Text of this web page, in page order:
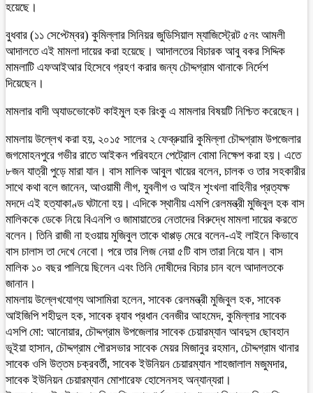
হয়েছে।
বুধবার (১১ সেপ্টেম্বর) কুমিল্লার সিনিয়র জুডিসিয়াল ম্যাজিস্ট্রেট ৫নং আমলী
আদালতে এই মামলা দায়ের করা হয়েছে। আদালতের বিচারক আবু বকর সিদ্দিক
মামলাটি এফআইআর হিসেবে গ্রহণ করার জন্য চৌদ্দগ্রাম থানাকে নির্দেশ
দিয়েছেন।
মামলার বাদী অ্যাডভোকেট কাইমুল হক রিংকু এ মামলার বিষয়টি নিশ্চিত করেছেন।
মামলায় উল্লেখ করা হয়, ২০১৫ সালের ২ ফেব্রুয়ারি কুমিল্লা চৌদ্দগ্রাম উপজেলার
জগমোহনপুরে গভীর রাতে আইকন পরিবহনে পেট্রোল বোমা নিক্ষেপ করা হয়। এতে
৮জন যাত্রী পুড়ে মারা যান। বাস মালিক আবুল খায়ের বলেন, চালক ও তার সহকারীর
সাথে কথা বলে জানেন, আওয়ামী লীগ, যুবলীগ ও আইন শৃংখলা বাহিনীর প্রত্যক্ষ
মদদে এই হত্যাকাণ্ড ঘটানো হয়। এদিকে স্থানীয় এমপি রেলমন্ত্রী মুজিবুল হক বাস
মালিককে ডেকে নিয়ে বিএনপি ও জামায়াতের নেতাদের বিরুদ্ধে মামলা দায়ের করতে
বলেন। তিনি রাজী না হওয়ায় মুজিবুল তাকে থাপ্পড় মেরে বলেন-এই লাইনে কিভাবে
বাস চালাস তা দেখে নেবো। পরে তার লিজ নেয়া ৫টি বাস তারা নিয়ে যান। বাস
মালিক ১০ বছর পালিয়ে ছিলেন এবং তিনি দোষীদের বিচার চান বলে আদালতকে
জানান।
মামলায় উল্লেখযোগ্য আসামিরা হলেন, সাবেক রেলমন্ত্রী মুজিবুল হক, সাবেক
আইজিপি শহীদুল হক, সাবেক র‌্যাব প্রধান বেনজীর আহমেদ, কুমিল্লার সাবেক
এসপি মো: আনোয়ার, চৌদ্দগ্রাম উপজেলার সাবেক চেয়ারম্যান আবদুস ছোবহান
ভূইয়া হাসান, চৌদ্দগ্রাম পৌরসভার সাবেক মেয়র মিজানুর রহমান, চৌদ্দগ্রাম থানার
সাবেক ওসি উত্তম চক্রবর্তী, সাবেক ইউনিয়ন চেয়ারম্যান শাহজালাল মজুমদার,
সাবেক ইউনিয়ন চেয়ারম্যান মোশারেফ হোসেনসহ অন্যান্যরা।